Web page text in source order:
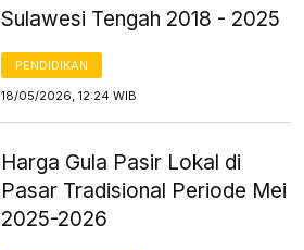
Sulawesi Tengah 2018 - 2025
PENDIDIKAN
18/05/2026, 12:24 WIB
Harga Gula Pasir Lokal di
Pasar Tradisional Periode Mei
2025-2026